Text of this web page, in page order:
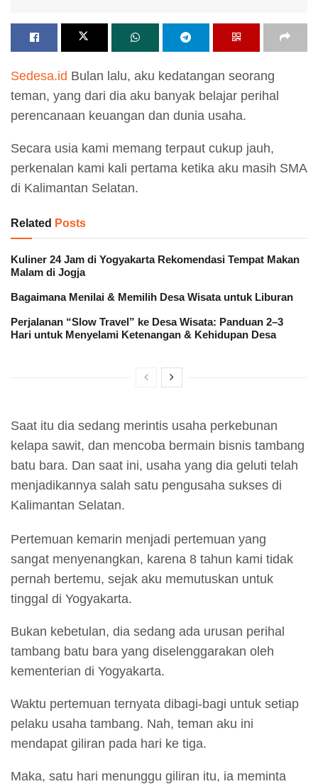
Sedesa.id Bulan lalu, aku kedatangan seorang
teman, yang dari dia aku banyak belajar perihal
perencanaan keuangan dan dunia usaha.
Secara usia kami memang terpaut cukup jauh,
perkenalan kami kali pertama ketika aku masih SMA
di Kalimantan Selatan.
Related Posts
Kuliner 24 Jam di Yogyakarta Rekomendasi Tempat Makan
Malam di Jogja
Bagaimana Menilai & Memilih Desa Wisata untuk Liburan
Perjalanan “Slow Travel” ke Desa Wisata: Panduan 2–3
Hari untuk Menyelami Ketenangan & Kehidupan Desa
Saat itu dia sedang merintis usaha perkebunan
kelapa sawit, dan mencoba bermain bisnis tambang
batu bara. Dan saat ini, usaha yang dia geluti telah
menjadikannya salah satu pengusaha sukses di
Kalimantan Selatan.
Pertemuan kemarin menjadi pertemuan yang
sangat menyenangkan, karena 8 tahun kami tidak
pernah bertemu, sejak aku memutuskan untuk
tinggal di Yogyakarta.
Bukan kebetulan, dia sedang ada urusan perihal
tambang batu bara yang diselenggarakan oleh
kementerian di Yogyakarta.
Waktu pertemuan ternyata dibagi-bagi untuk setiap
pelaku usaha tambang. Nah, teman aku ini
mendapat giliran pada hari ke tiga.
Maka, satu hari menunggu giliran itu, ia meminta